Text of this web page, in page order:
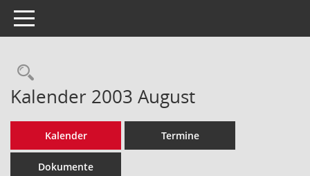
Toggle navigation
Rechercheauswahl
Kalender 2003 August
Kalender Termine
Dokumente